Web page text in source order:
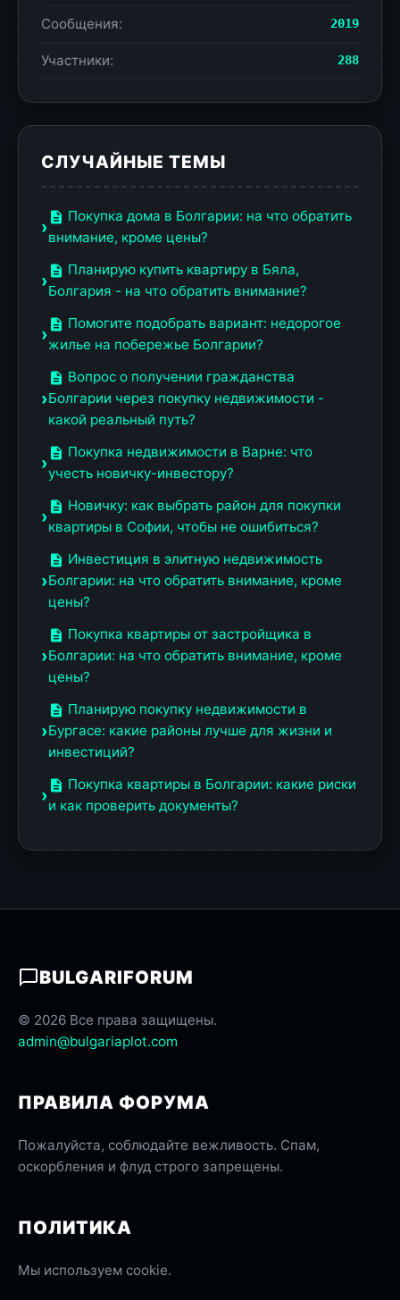
Сообщения: 2019
Участники: 288
СЛУЧАЙНЫЕ ТЕМЫ
Покупка дома в Болгарии: на что обратить
внимание, кроме цены?
Планирую купить квартиру в Бяла,
Болгария - на что обратить внимание?
Помогите подобрать вариант: недорогое
жилье на побережье Болгарии?
Вопрос о получении гражданства
Болгарии через покупку недвижимости -
какой реальный путь?
Покупка недвижимости в Варне: что
учесть новичку-инвестору?
Новичку: как выбрать район для покупки
квартиры в Софии, чтобы не ошибиться?
Инвестиция в элитную недвижимость
Болгарии: на что обратить внимание, кроме
цены?
Покупка квартиры от застройщика в
Болгарии: на что обратить внимание, кроме
цены?
Планирую покупку недвижимости в
Бургасе: какие районы лучше для жизни и
инвестиций?
Покупка квартиры в Болгарии: какие риски
и как проверить документы?
BULGARIFORUM
© 2026 Все права защищены.
admin@bulgariaplot.com
ПРАВИЛА ФОРУМА
Пожалуйста, соблюдайте вежливость. Спам,
оскорбления и флуд строго запрещены.
ПОЛИТИКА
Мы используем cookie.